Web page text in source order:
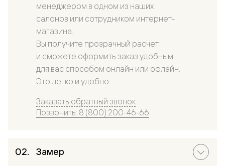
менеджером в одном из наших
салонов или сотрудником интернет-
магазина.
Вы получите прозрачный расчет
и сможете оформить заказ удобным
для вас способом онлайн или офлайн.
Это легко и удобно.
Заказать обратный звонок
Позвонить: 8 (800) 200-46-66
Замер